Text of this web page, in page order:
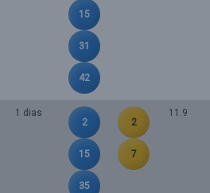
15
31
42
1 dias
2
15
35
2
7
11.9